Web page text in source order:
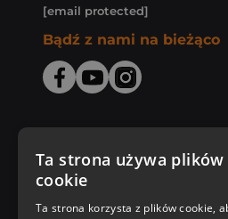
[email protected]
Bądź z nami na bieżąco
Zakupy u nas
Ta strona używa plików
cookie
Ta strona korzysta z plików cookie,